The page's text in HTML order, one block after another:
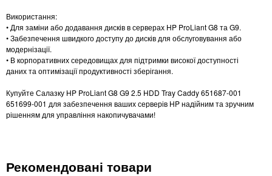
Використання:
• Для заміни або додавання дисків в серверах HP ProLiant G8 та G9.
• Забезпечення швидкого доступу до дисків для обслуговування або
модернізації.
• В корпоративних середовищах для підтримки високої доступності
даних та оптимізації продуктивності зберігання.
Купуйте Салазку HP ProLiant G8 G9 2.5 HDD Tray Caddy 651687-001
651699-001 для забезпечення ваших серверів HP надійним та зручним
рішенням для управління накопичувачами!
Рекомендовані товари